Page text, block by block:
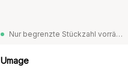
Nur begrenzte Stückzahl vorrätig
Umage